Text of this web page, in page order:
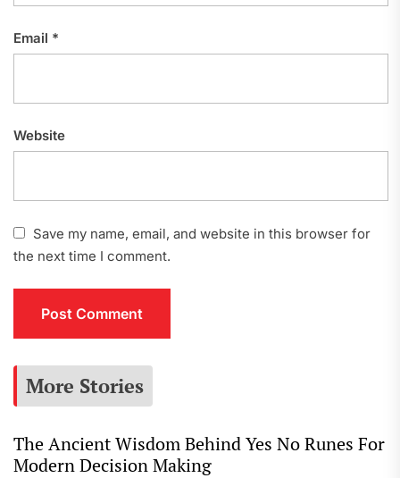
Email *
Website
Save my name, email, and website in this browser for
the next time I comment.
More Stories
The Ancient Wisdom Behind Yes No Runes For
Modern Decision Making